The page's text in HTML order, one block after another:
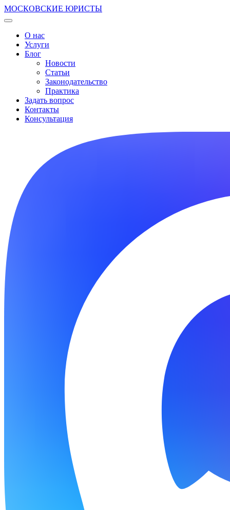
МОСКОВСКИЕ ЮРИСТЫ
О нас
Услуги
Блог
Новости
Статьи
Законодательство
Практика
Задать вопрос
Контакты
Консультация